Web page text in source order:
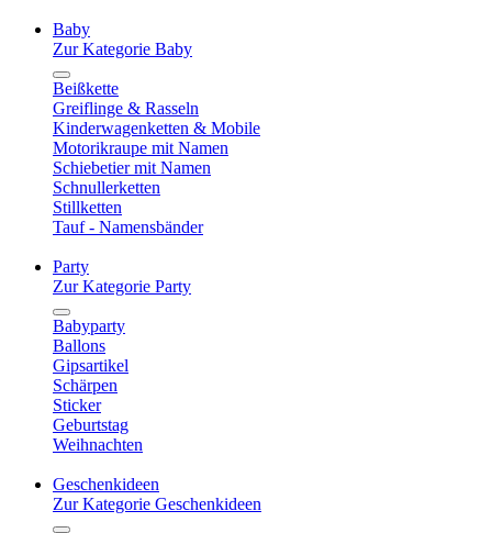
Baby
Zur Kategorie Baby
Beißkette
Greiflinge & Rasseln
Kinderwagenketten & Mobile
Motorikraupe mit Namen
Schiebetier mit Namen
Schnullerketten
Stillketten
Tauf - Namensbänder
Party
Zur Kategorie Party
Babyparty
Ballons
Gipsartikel
Schärpen
Sticker
Geburtstag
Weihnachten
Geschenkideen
Zur Kategorie Geschenkideen